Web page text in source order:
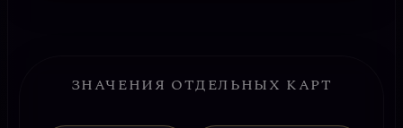
ЗНАЧЕНИЯ ОТДЕЛЬНЫХ КАРТ